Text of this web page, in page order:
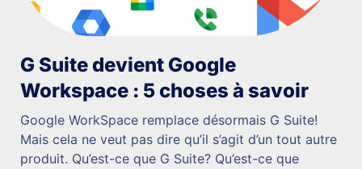
G Suite devient Google
Workspace : 5 choses à savoir
Google WorkSpace remplace désormais G Suite!
Mais cela ne veut pas dire qu’il s’agit d’un tout autre
produit. Qu’est-ce que G Suite? Qu’est-ce que